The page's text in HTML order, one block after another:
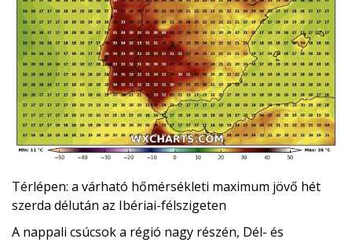
Térlépen: a várható hőmérsékleti maximum jövő hét
szerda délután az Ibériai-félszigeten
A nappali csúcsok a régió nagy részén, Dél- és